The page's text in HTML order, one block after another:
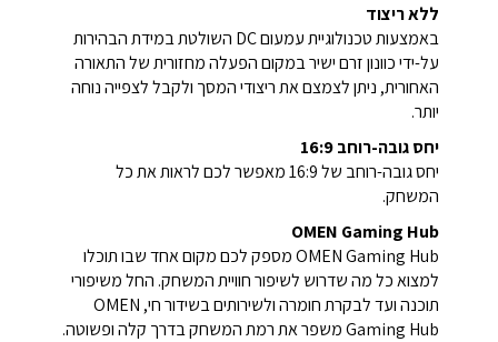
ללא ריצוד
באמצעות טכנולוגיית עמעום DC השולטת במידת הבהירות
על-ידי כוונון זרם ישיר במקום הפעלה מחזורית של התאורה
האחורית, ניתן לצמצם את ריצודי המסך ולקבל לצפייה נוחה
יותר.
יחס גובה-רוחב 16:9
יחס גובה-רוחב של 16:9 מאפשר לכם לראות את כל
המשחק.
OMEN Gaming Hub
OMEN Gaming Hub מספק לכם מקום אחד שבו תוכלו
למצוא כל מה שדרוש לשיפור חוויית המשחק. החל משיפורי
תוכנה ועד לבקרת חומרה ולשירותים בשידור חי, OMEN
Gaming Hub משפר את רמת המשחק בדרך קלה ופשוטה.